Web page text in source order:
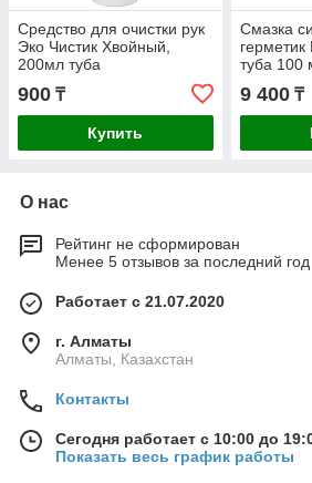
Средство для очистки рук
Эко Чистик Хвойный,
200мл туба
900 ₸
Купить
Смазка
туба 100
9 400₸
О нас
Рейтинг не сформирован
Менее 5 отзывов за последний год
Работает с 21.07.2020
г. Алматы
Алматы, Казахстан
Контакты
Сегодня работает с 10:00 до
Показать весь график работы